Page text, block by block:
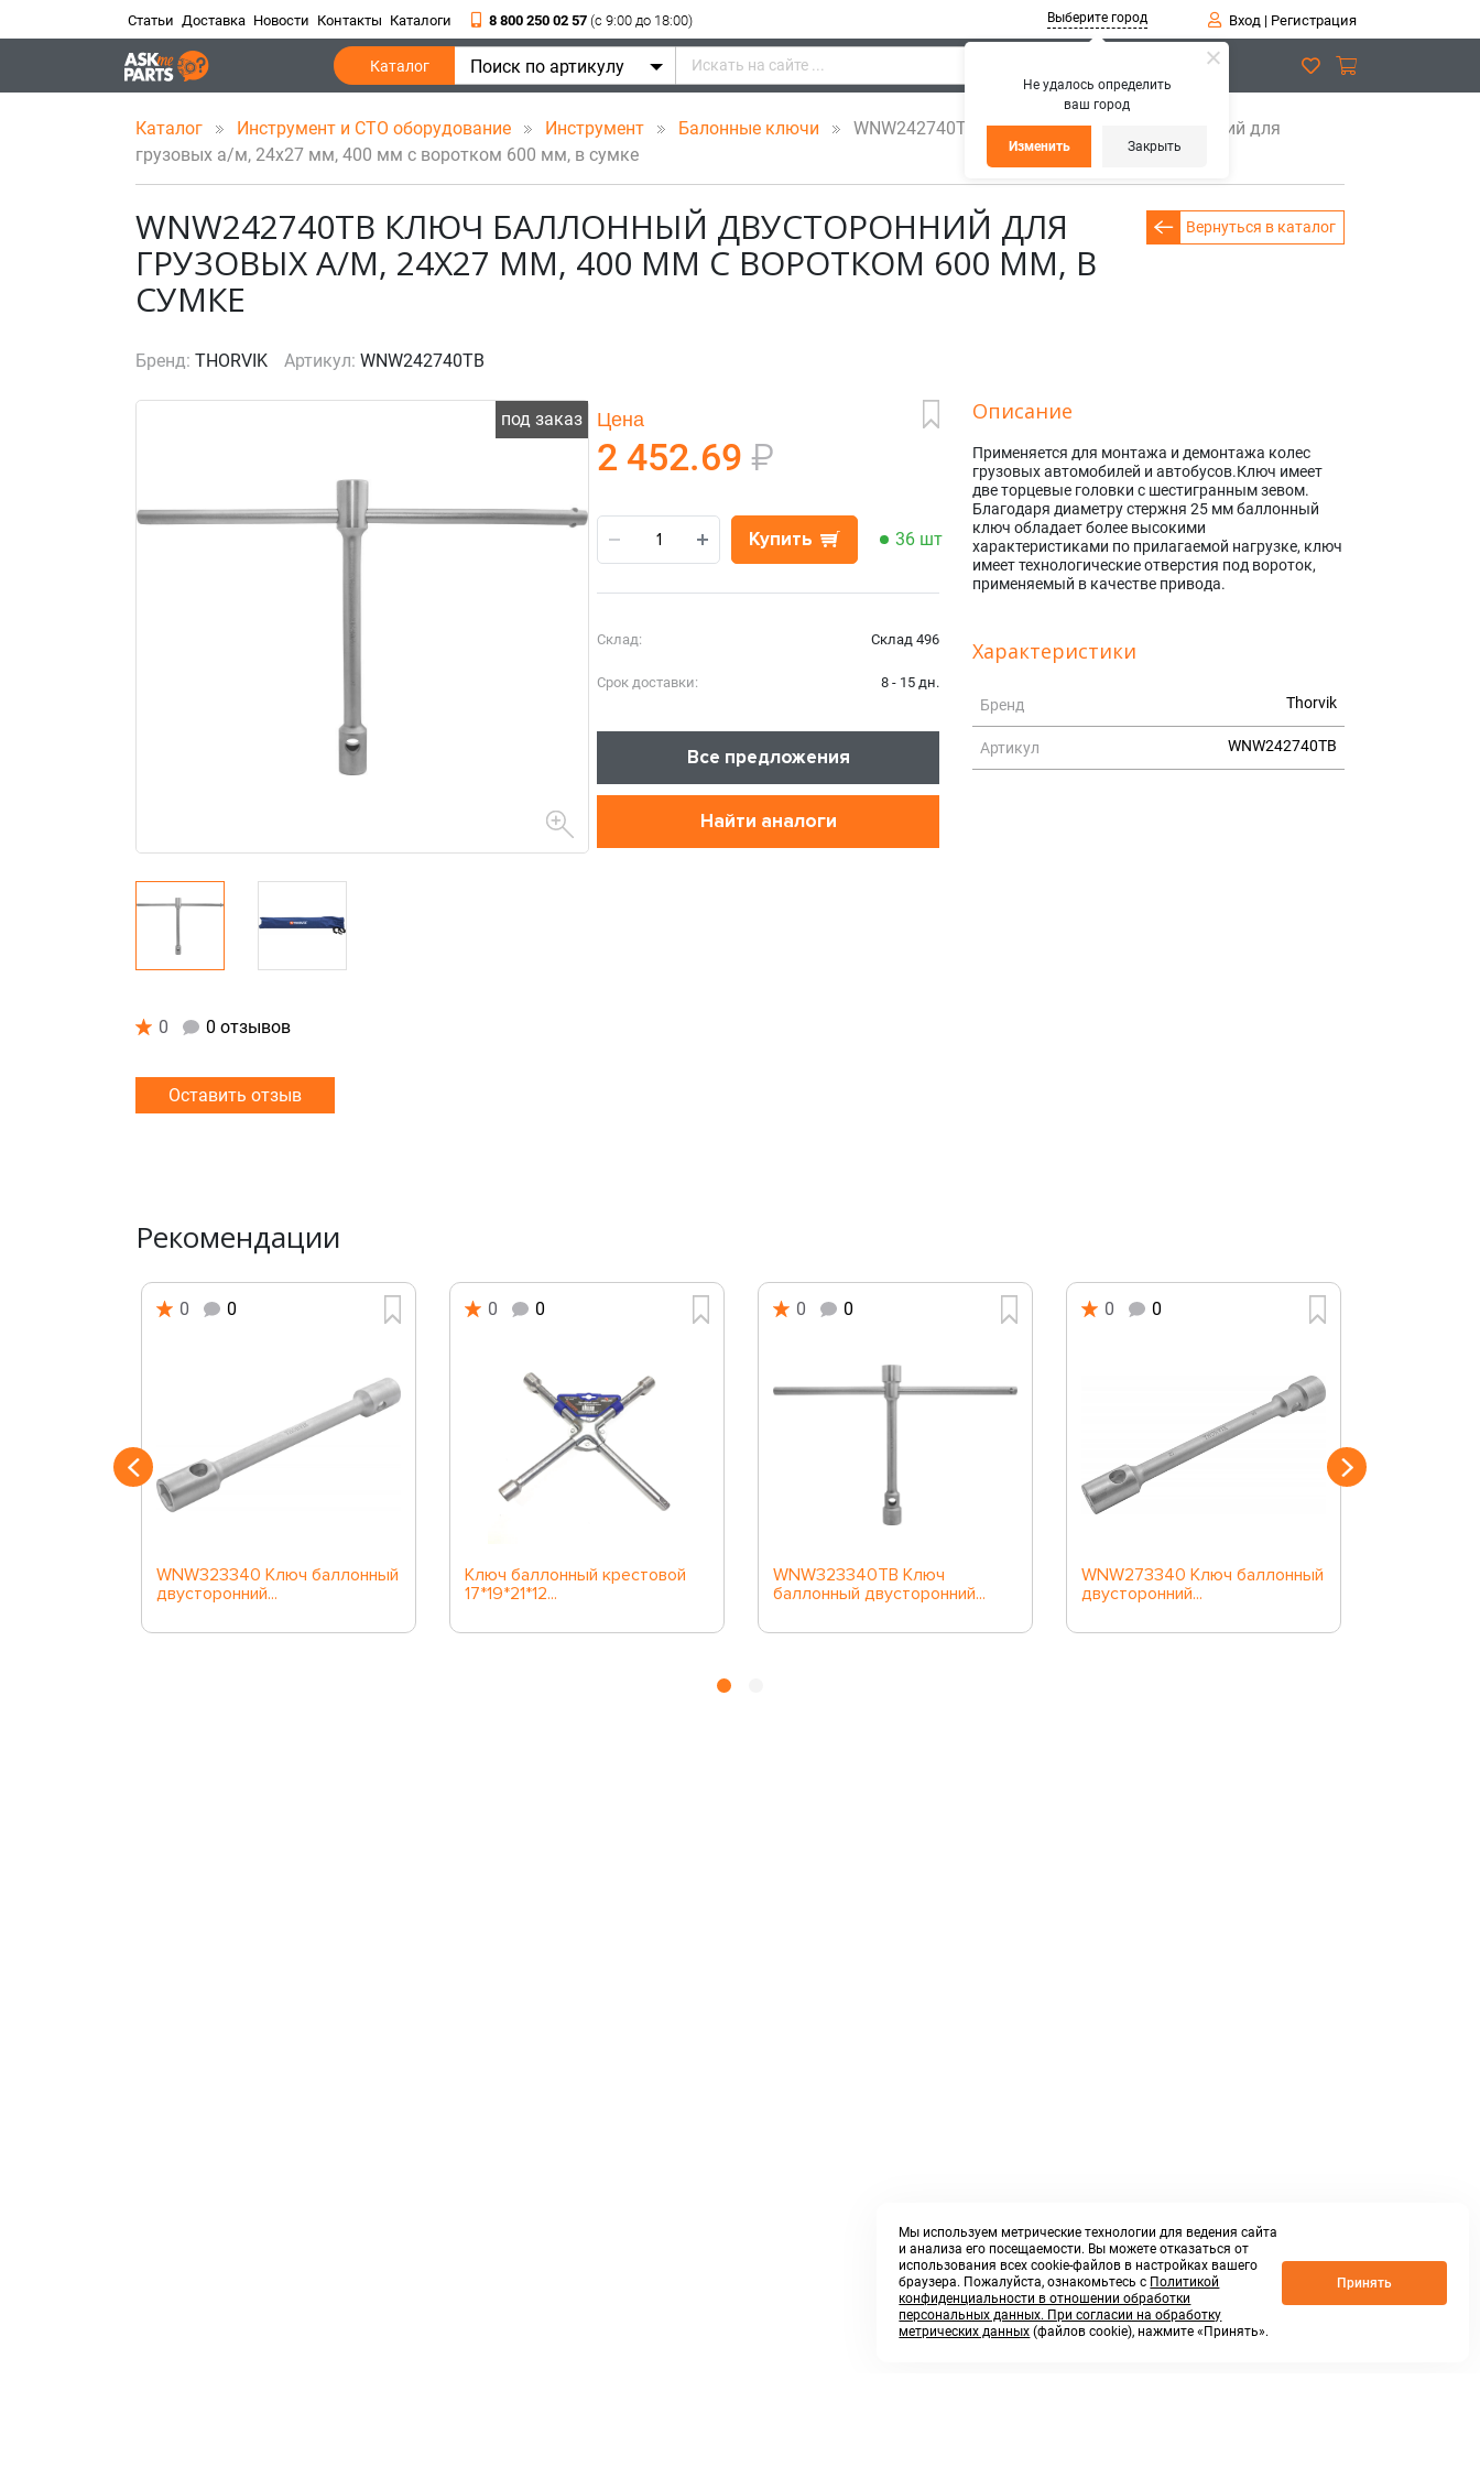
Не удалось определить
ваш город
Изменить Закрыть
Статьи Доставка Новости Контакты Каталоги 8 800 250 02 57 (c 9:00 до 18:00) Выберите город Вход| Регистрация
Каталог Поиск по артикулу
Каталог Инструмент и СТО оборудование Инструмент Балонные ключи
WNW242740TB Ключ баллонный двусторонний для
грузовых а/м, 24х27 мм, 400 мм с воротком 600 мм, в сумке
Вернуться в каталог
WNW242740TB КЛЮЧ БАЛЛОННЫЙ ДВУСТОРОННИЙ ДЛЯ
ГРУЗОВЫХ А/М, 24Х27 ММ, 400 ММ С ВОРОТКОМ 600 ММ, В
СУМКЕ
Бренд: THORVIK Артикул: WNW242740TB
под заказ Цена
2 452.69 ₽
Купить 36 шт
Склад: Склад 496
Срок доставки: 8 - 15 дн.
Все предложения
Найти аналоги
Описание
Применяется для монтажа и демонтажа колес
грузовых автомобилей и автобусов.Ключ имеет
две торцевые головки с шестигранным зевом.
Благодаря диаметру стержня 25 мм баллонный
ключ обладает более высокими
характеристиками по прилагаемой нагрузке, ключ
имеет технологические отверстия под вороток,
применяемый в качестве привода.
Характеристики
Бренд Thorvik
Артикул WNW242740TB
0 0 отзывов
Оставить отзыв
Рекомендации
0 0
WNW323340 Ключ баллонный
двусторонний...
0 0
Ключ баллонный крестовой
17*19*21*12...
0 0
WNW323340TB Ключ
баллонный двусторонний...
0 0
WNW273340 Ключ баллонный
двусторонний...
Мы используем метрические технологии для ведения сайта
и анализа его посещаемости. Вы можете отказаться от
использования всех cookie-файлов в настройках вашего
браузера. Пожалуйста, ознакомьтесь с Политикой
конфиденциальности в отношении обработки
персональных данных. При согласии на обработку
метрических данных (файлов cookie), нажмите «Принять».
Принять